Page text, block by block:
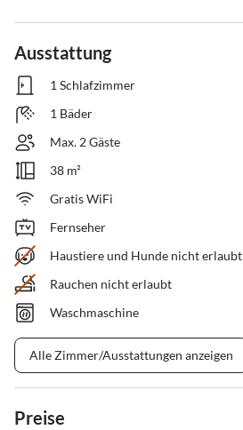
Ausstattung
1 Schlafzimmer
1 Bäder
Max. 2 Gäste
38 m²
Gratis WiFi
Fernseher
Haustiere und Hunde nicht erlaubt
Rauchen nicht erlaubt
Waschmaschine
Alle Zimmer/Ausstattungen anzeigen
Preise